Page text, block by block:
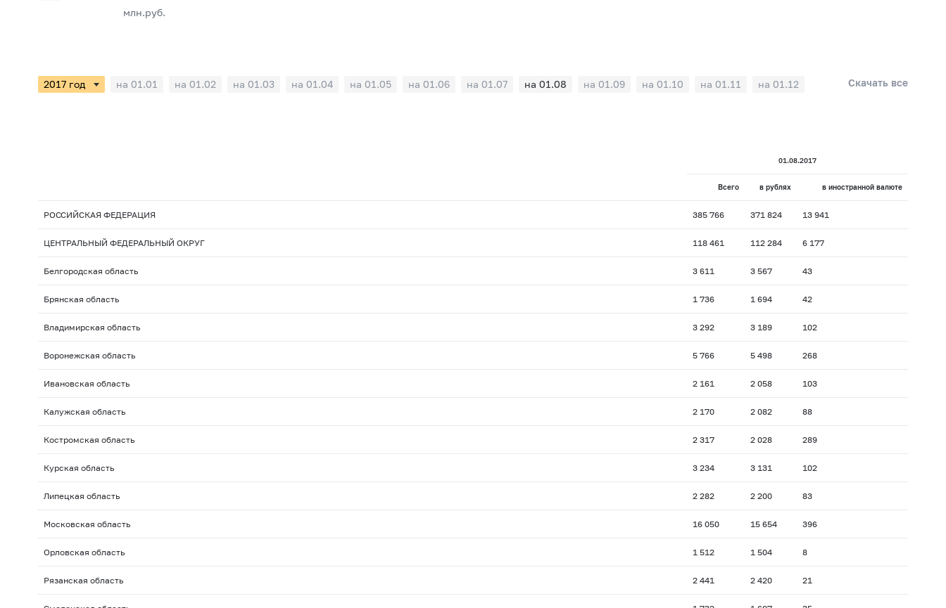
млн.руб.
на 01.01 на 01.02 на 01.03 на 01.04 на 01.05 на 01.06 на 01.07 на 01.08 на 01.09 на 01.10 на 01.11 на 01.12 Скачать все
01.08.2017
Всего в рублях в иностранной валюте
РОССИЙСКАЯ ФЕДЕРАЦИЯ 385 766 371 824 13 941
ЦЕНТРАЛЬНЫЙ ФЕДЕРАЛЬНЫЙ ОКРУГ 118 461 112 284 6 177
Белгородская область 3 611 3 567 43
Брянская область 1 736 1 694 42
Владимирская область 3 292 3 189 102
Воронежская область 5 766 5 498 268
Ивановская область 2 161 2 058 103
Калужская область 2 170 2 082 88
Костромская область 2 317 2 028 289
Курская область 3 234 3 131 102
Липецкая область 2 282 2 200 83
Московская область 16 050 15 654 396
Орловская область 1 512 1 504 8
Рязанская область 2 441 2 420 21